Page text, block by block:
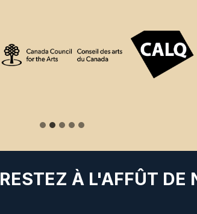
RESTEZ À L'AFFÛT DE